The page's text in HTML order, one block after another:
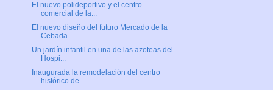
El nuevo polideportivo y el centro
comercial de la...
El nuevo diseño del futuro Mercado de la
Cebada
Un jardín infantil en una de las azoteas del
Hospi...
Inaugurada la remodelación del centro
histórico de...